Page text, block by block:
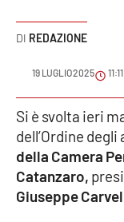
Cultura
Meteo
Editoriali
VIDEO
REDAZIONE
19 LUGLIO 2025 11:11
Si è svolta ieri
dell’Ordine
della Camera
Catanzaro,
Giuseppe